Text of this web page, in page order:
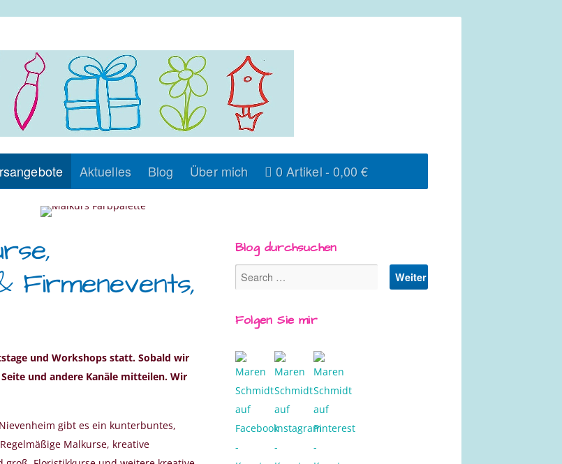
Aktuelles Blog Über mich 0 Artikel 0,00 €
Firmenevents,
und Workshops statt. Sobald wir
und andere Kanäle mitteilen. Wir
gibt es ein kunterbuntes,
Malkurse, kreative
Blog durchsuchen
Folgen Sie mir